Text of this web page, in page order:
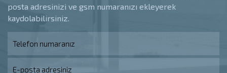
posta adresinizi ve gsm numaranızı ekleyerek
kaydolabilirsiniz.